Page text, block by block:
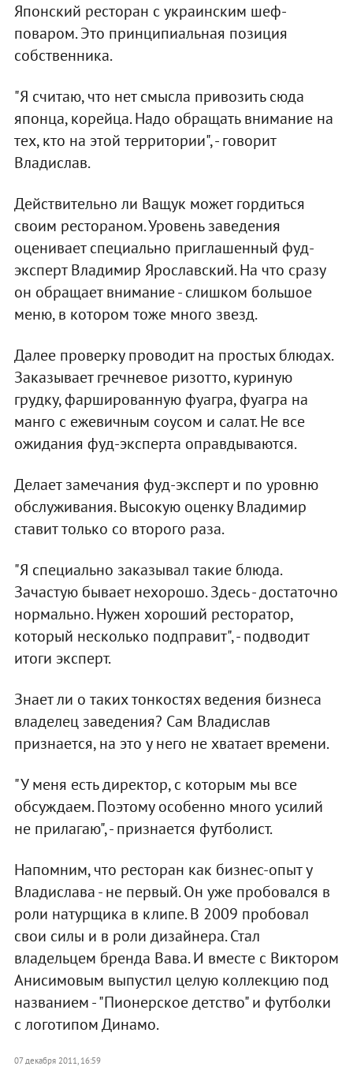
Японский ресторан с украинским шеф-
поваром. Это принципиальная позиция
собственника.
"Я считаю, что нет смысла привозить сюда
японца, корейца. Надо обращать внимание на
тех, кто на этой территории", - говорит
Владислав.
Действительно ли Ващук может гордиться
своим рестораном. Уровень заведения
оценивает специально приглашенный фуд-
эксперт Владимир Ярославский. На что сразу
он обращает внимание - слишком большое
меню, в котором тоже много звезд.
Далее проверку проводит на простых блюдах.
Заказывает гречневое ризотто, куриную
грудку, фаршированную фуагра, фуагра на
манго с ежевичным соусом и салат. Не все
ожидания фуд-эксперта оправдываются.
Делает замечания фуд-эксперт и по уровню
обслуживания. Высокую оценку Владимир
ставит только со второго раза.
"Я специально заказывал такие блюда.
Зачастую бывает нехорошо. Здесь - достаточно
нормально. Нужен хороший ресторатор,
который несколько подправит", - подводит
итоги эксперт.
Знает ли о таких тонкостях ведения бизнеса
владелец заведения? Сам Владислав
признается, на это у него не хватает времени.
"У меня есть директор, с которым мы все
обсуждаем. Поэтому особенно много усилий
не прилагаю", - признается футболист.
Напомним, что ресторан как бизнес-опыт у
Владислава - не первый. Он уже пробовался в
роли натурщика в клипе. В 2009 пробовал
свои силы и в роли дизайнера. Стал
владельцем бренда Вава. И вместе с Виктором
Анисимовым выпустил целую коллекцию под
названием - "Пионерское детство" и футболки
с логотипом Динамо.
07 декабря 2011, 16:59